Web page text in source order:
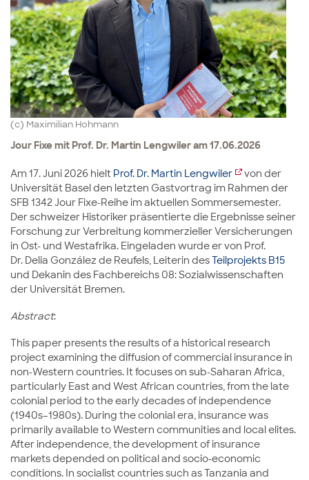
(c) Maximilian Hohmann
Jour Fixe mit Prof. Dr. Martin Lengwiler am 17.06.2026
Am 17. Juni 2026 hielt Prof. Dr. Martin Lengwiler
von der
Universität Basel den letzten Gastvortrag im Rahmen der
SFB 1342 Jour Fixe-Reihe im aktuellen Sommersemester.
Der schweizer Historiker präsentierte die Ergebnisse seiner
Forschung zur Verbreitung kommerzieller Versicherungen
in Ost- und Westafrika. Eingeladen wurde er von Prof.
Dr. Delia González de Reufels, Leiterin desTeilprojekts B15
und Dekanin des Fachbereichs 08: Sozialwissenschaften
der Universität Bremen.
Abstract:
This paper presents the results of a historical research
project examining the diffusion of commercial insurance in
non-Western countries. It focuses on sub-Saharan Africa,
particularly East and West African countries, from the late
colonial period to the early decades of independence
(1940s–1980s). During the colonial era, insurance was
primarily available to Western communities and local elites.
After independence, the development of insurance
markets depended on political and socio-economic
conditions. In socialist countries such as Tanzania and